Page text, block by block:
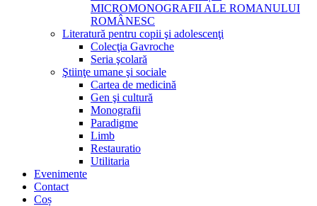
MICROMONOGRAFII ALE ROMANULUI
ROMÂNESC
Literatură pentru copii şi adolescenţi
Colecţia Gavroche
Seria şcolară
Ştiinţe umane şi sociale
Cartea de medicină
Gen şi cultură
Monografii
Paradigme
Limb
Restauratio
Utilitaria
Evenimente
Contact
Coș